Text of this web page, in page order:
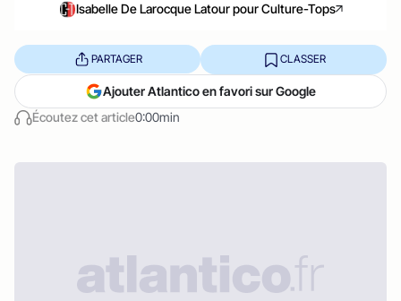
Isabelle De Larocque Latour pour Culture-Tops
Écoutez cet article0:00min
PARTAGER CLASSER
Ajouter Atlantico en favori sur Google